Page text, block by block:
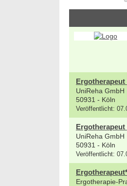
UniReha GmbH
50931 - Köln
Veröffentlicht:
UniReha GmbH
50931 - Köln
Veröffentlicht:
Ergotherapie-